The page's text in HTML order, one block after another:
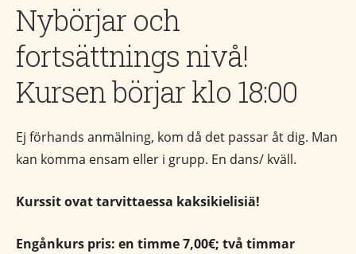
Nybörjar och
fortsättnings nivå!
Kursen börjar klo 18:00
Ej förhands anmälning, kom då det passar åt dig. Man
kan komma ensam eller i grupp. En dans/ kväll.
Kurssit ovat tarvittaessa kaksikielisiä!
Engånkurs pris: en timme 7,00€; två timmar